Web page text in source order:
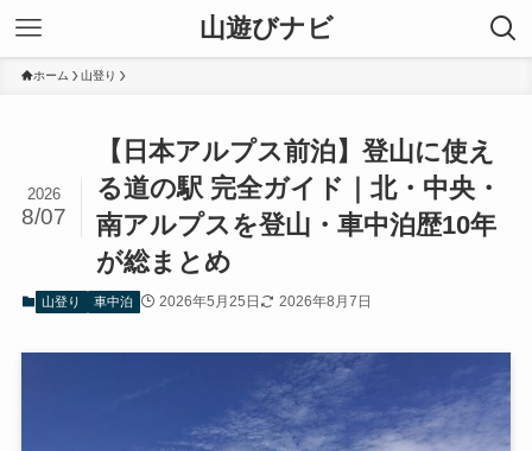
山遊びナビ
ホーム 山登り
【日本アルプス前泊】登山に使え
る道の駅 完全ガイド｜北・中央・
南アルプスを登山・車中泊歴10年
が総まとめ
2026
8/07
山登り 車中泊 2026年5月25日 2026年8月7日